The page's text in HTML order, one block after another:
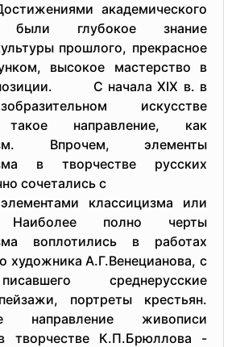
академического
были глубокое знание
прошлого, прекрасное
высокое мастерство в
С начала XIX в. в
искусстве
такое направление, как
Впрочем, элементы
в творчестве русских
сочетались с
классицизма или
Наиболее полно черты
воплотились в работах
художника А.Г.Венецианова, с
среднерусские
портреты крестьян.
направление живописи
творчестве К.П.Брюллова -